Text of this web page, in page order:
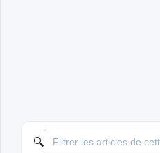
🔍